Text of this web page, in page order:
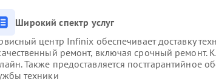
Широкий спектр услуг
центр Infinix обеспечивает доставку
ремонт, включая срочный ремонт.
Также предоставляется постгарантийное
техники